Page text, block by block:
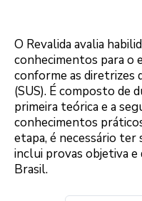
O Revalida avalia
conhecimentos para o
conforme as diretrizes
(SUS). É composto de
primeira teórica e a
conhecimentos
etapa, é necessário ter
inclui provas objetiva e
Brasil.